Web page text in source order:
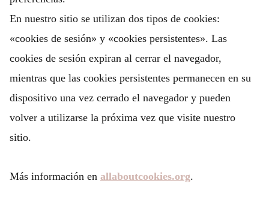
En nuestro sitio se utilizan dos tipos de cookies:
«cookies de sesión» y «cookies persistentes». Las
cookies de sesión expiran al cerrar el navegador,
mientras que las cookies persistentes permanecen en su
dispositivo una vez cerrado el navegador y pueden
volver a utilizarse la próxima vez que visite nuestro
sitio.
Más información en allaboutcookies.org.